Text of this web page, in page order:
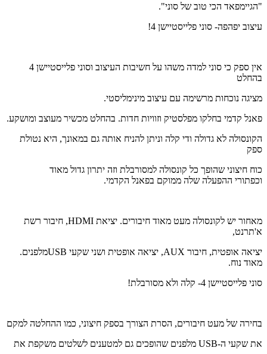
"הגיימפאד הכי טוב של סוני".
עיצוב יפהפה- סוני פלייסטיישן 4!
אין ספק כי סוני למדה משהו על חשיבות העיצוב וסוני פלייסטיישן 4
בהחלט
מציגה נוכחות מרשימה עם עיצוב מינימליסטי.
פאנל קדמי בחלקו מפלסטיק וזוויות חדות. בהחלט מכשיר מעוצב ומושקע.
הקונסולה לא גדולה ודי קלה וניתן להניח אותה גם במאונך, היא נטולת
ספק
כוח חיצוני שהופך כל קונסולה למסורבלת וזה יתרון גדול מאוד
וכפתורי ההפעלה שלה ממוקם בפאנל הקדמי.
מאחור יש לקונסולה מעט מאוד חיבורים. יציאת HDMI, חיבור רשת
א'תרנט,
יציאה אופטית, חיבור AUX, יציאה אופטית ושני שקעי USBמלפנים.
מאוד נוח.
סוני פלייסטיישן 4- קלה ולא מסורבלת!
בחירה של מעט חיבורים, הסרת הצורך בספק חיצוני, כמו ההחלטה למקם
את שקעי ה-USB מלפנים שהופכים גם למטענים לשלטים משקפת את